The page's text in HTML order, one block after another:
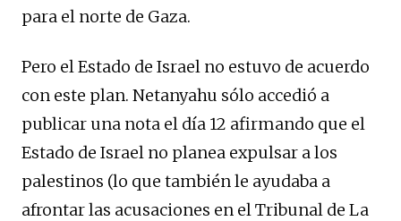
para el norte de Gaza.
Pero el Estado de Israel no estuvo de acuerdo
con este plan. Netanyahu sólo accedió a
publicar una nota el día 12 afirmando que el
Estado de Israel no planea expulsar a los
palestinos (lo que también le ayudaba a
afrontar las acusaciones en el Tribunal de La